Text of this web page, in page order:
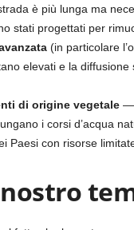
è più lunga ma
stati progettati per
(in particolare
elevati e la
di origine vegetale —
i corsi d’acqua
Paesi con risorse